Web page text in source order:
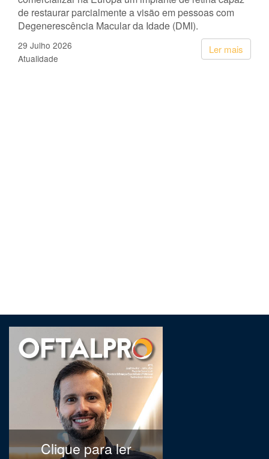
de restaurar parcialmente a visão em pessoas com
Degenerescência Macular da Idade (DMI).
Ler mais
29 Julho 2026
Atualidade
Clique para ler